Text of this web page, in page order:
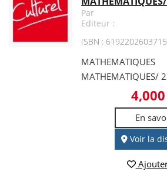
Par
Editeur :
ISBN : 6192202603715
MATHEMATIQUES/
En
Voir la